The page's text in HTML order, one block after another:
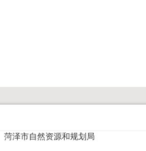
菏泽市自然资源和规划局